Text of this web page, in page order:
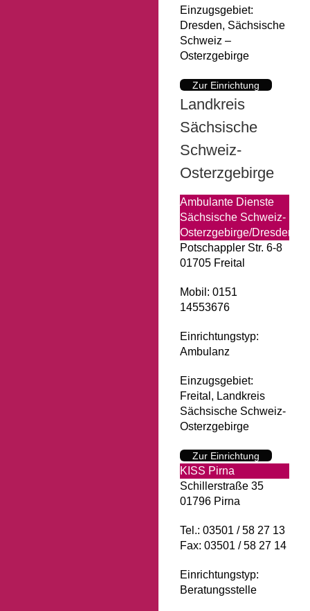
Einzugsgebiet:
Dresden, Sächsische
Schweiz –
Osterzgebirge
Zur Einrichtung
Landkreis
Sächsische
Schweiz-
Osterzgebirge
Ambulante Dienste
Sächsische Schweiz-
Osterzgebirge/Dresden
Potschappler Str. 6-8
01705 Freital
Mobil: 0151
14553676
Einrichtungstyp:
Ambulanz
Einzugsgebiet:
Freital, Landkreis
Sächsische Schweiz-
Osterzgebirge
Zur Einrichtung
KISS Pirna
Schillerstraße 35
01796 Pirna
Tel.: 03501 / 58 27 13
Fax: 03501 / 58 27 14
Einrichtungstyp:
Beratungsstelle